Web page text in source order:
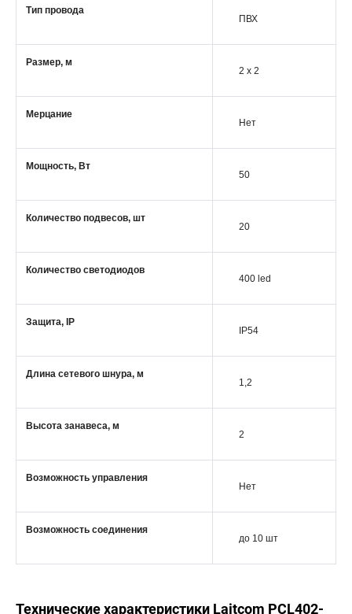
Тип провода
ПВХ
Размер, м
2 x 2
Мерцание
Нет
Мощность, Вт
50
Количество подвесов, шт
20
Количество светодиодов
400 led
Защита, IP
IP54
Длина сетевого шнура, м
1,2
Высота занавеса, м
2
Возможность управления
Нет
Возможность соединения
до 10 шт
Технические характеристики Laitcom PCL402-